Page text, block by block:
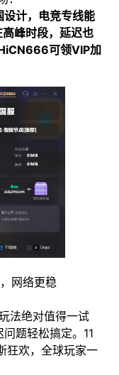
计，电竞专线能
峰时段，延迟也
可领VIP加
网络更稳
法绝对值得一试
题轻松搞定。11
狂欢，全球玩家一